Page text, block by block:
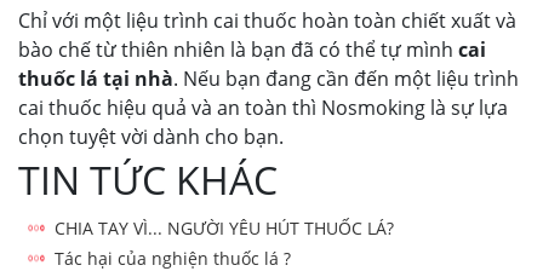
Chỉ với một liệu trình cai thuốc hoàn toàn chiết xuất và
bào chế từ thiên nhiên là bạn đã có thể tự mình cai
thuốc lá tại nhà. Nếu bạn đang cần đến một liệu trình
cai thuốc hiệu quả và an toàn thì Nosmoking là sự lựa
chọn tuyệt vời dành cho bạn.
TIN TỨC KHÁC
CHIA TAY VÌ... NGƯỜI YÊU HÚT THUỐC LÁ?
Tác hại của nghiện thuốc lá ?